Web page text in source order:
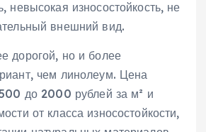
невысокая износостойкость‚ не
внешний вид.
дорогой‚ но и более
чем линолеум. Цена
до 2000 рублей за м² и
от класса износостойкости‚